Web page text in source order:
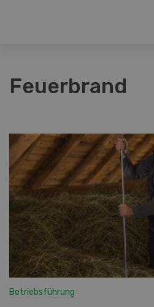
Feuerbrand
Betriebsführung